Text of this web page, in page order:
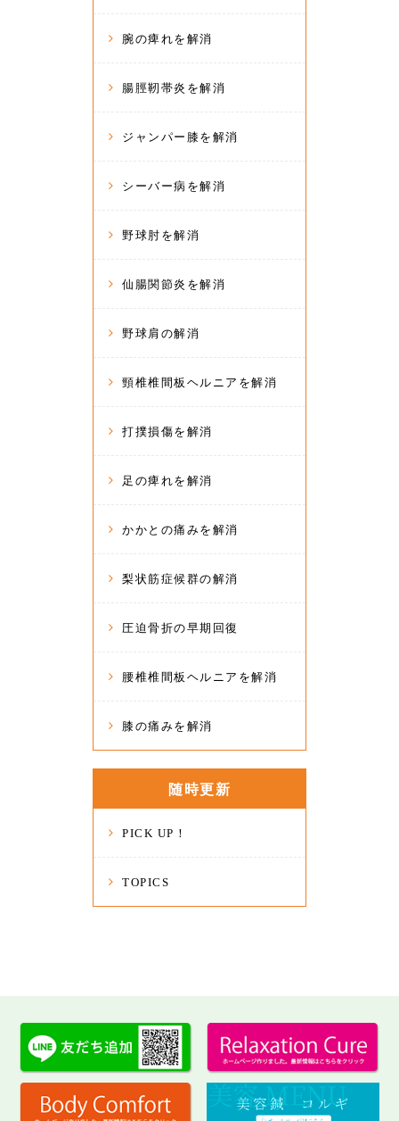
腕の痺れを解消
腸脛靭帯炎を解消
ジャンパー膝を解消
シーバー病を解消
野球肘を解消
仙腸関節炎を解消
野球肩の解消
頸椎椎間板ヘルニアを解消
打撲損傷を解消
足の痺れを解消
かかとの痛みを解消
梨状筋症候群の解消
圧迫骨折の早期回復
腰椎椎間板ヘルニアを解消
膝の痛みを解消
随時更新
PICK UP！
TOPICS